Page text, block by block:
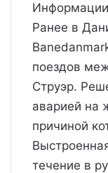
Ранее в
поездов
Струэр.
аварией на
причиной
течение в